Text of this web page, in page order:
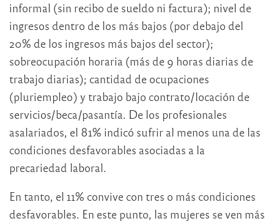
informal (sin recibo de sueldo ni factura); nivel de
ingresos dentro de los más bajos (por debajo del
20% de los ingresos más bajos del sector);
sobreocupación horaria (más de 9 horas diarias de
trabajo diarias); cantidad de ocupaciones
(pluriempleo) y trabajo bajo contrato/locación de
servicios/beca/pasantía. De los profesionales
asalariados, el 81% indicó sufrir al menos una de las
condiciones desfavorables asociadas a la
precariedad laboral.
En tanto, el 11% convive con tres o más condiciones
desfavorables. En este punto, las mujeres se ven más